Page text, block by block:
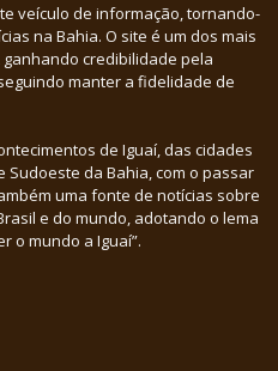
veículo de informação, tornando-
na Bahia. O site é um dos mais
credibilidade pela
manter a fidelidade de
de Iguaí, das cidades
Sudoeste da Bahia, com o passar
uma fonte de notícias sobre
e do mundo, adotando o lema
o mundo a Iguaí”.